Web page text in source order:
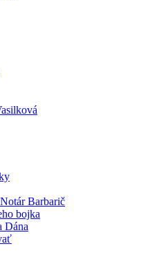
Barbarič
bojka
Dána